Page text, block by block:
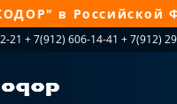
в Российской
21 + 7(912) 606-14-41 + 7(912)